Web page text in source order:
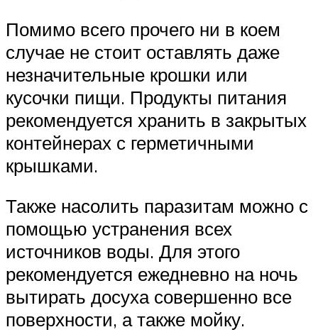
Помимо всего прочего ни в коем
случае не стоит оставлять даже
незначительные крошки или
кусочки пищи. Продукты питания
рекомендуется хранить в закрытых
контейнерах с герметичными
крышками.
Также насолить паразитам можно с
помощью устранения всех
источников воды. Для этого
рекомендуется ежедневно на ночь
вытирать досуха совершенно все
поверхности, а также мойку.